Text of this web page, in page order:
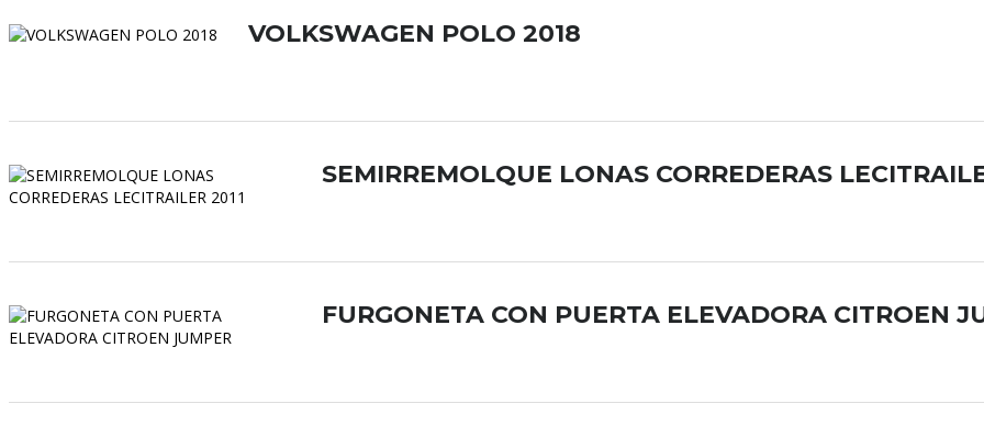
VOLKSWAGEN POLO 2018
SEMIRREMOLQUE LONAS CORREDERAS
FURGONETA CON PUERTA ELEVADORA CITROEN